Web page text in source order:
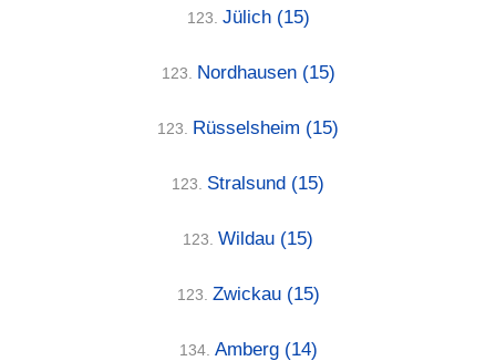
123. Jülich (15)
123. Nordhausen (15)
123. Rüsselsheim (15)
123. Stralsund (15)
123. Wildau (15)
123. Zwickau (15)
134. Amberg (14)